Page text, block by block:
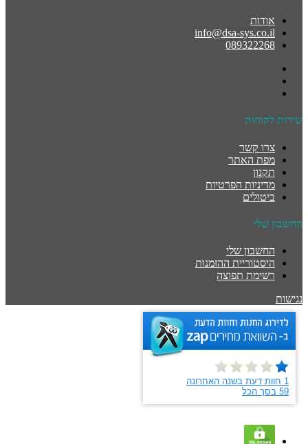
אודות
info@dsa-sys.co.il
089322268
שירות לקוחות
צרו קשר
מפת האתר
תקנון
מדיניות הפרטיות
ביטולים
החשבון שלי
החשבון שלי
היסטוריית ההזמנות
רשימת תפוצה
נגישות